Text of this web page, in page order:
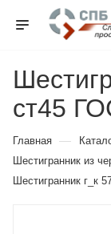
ст45
Главная —
Шестигранник из
Шестигранник г_к